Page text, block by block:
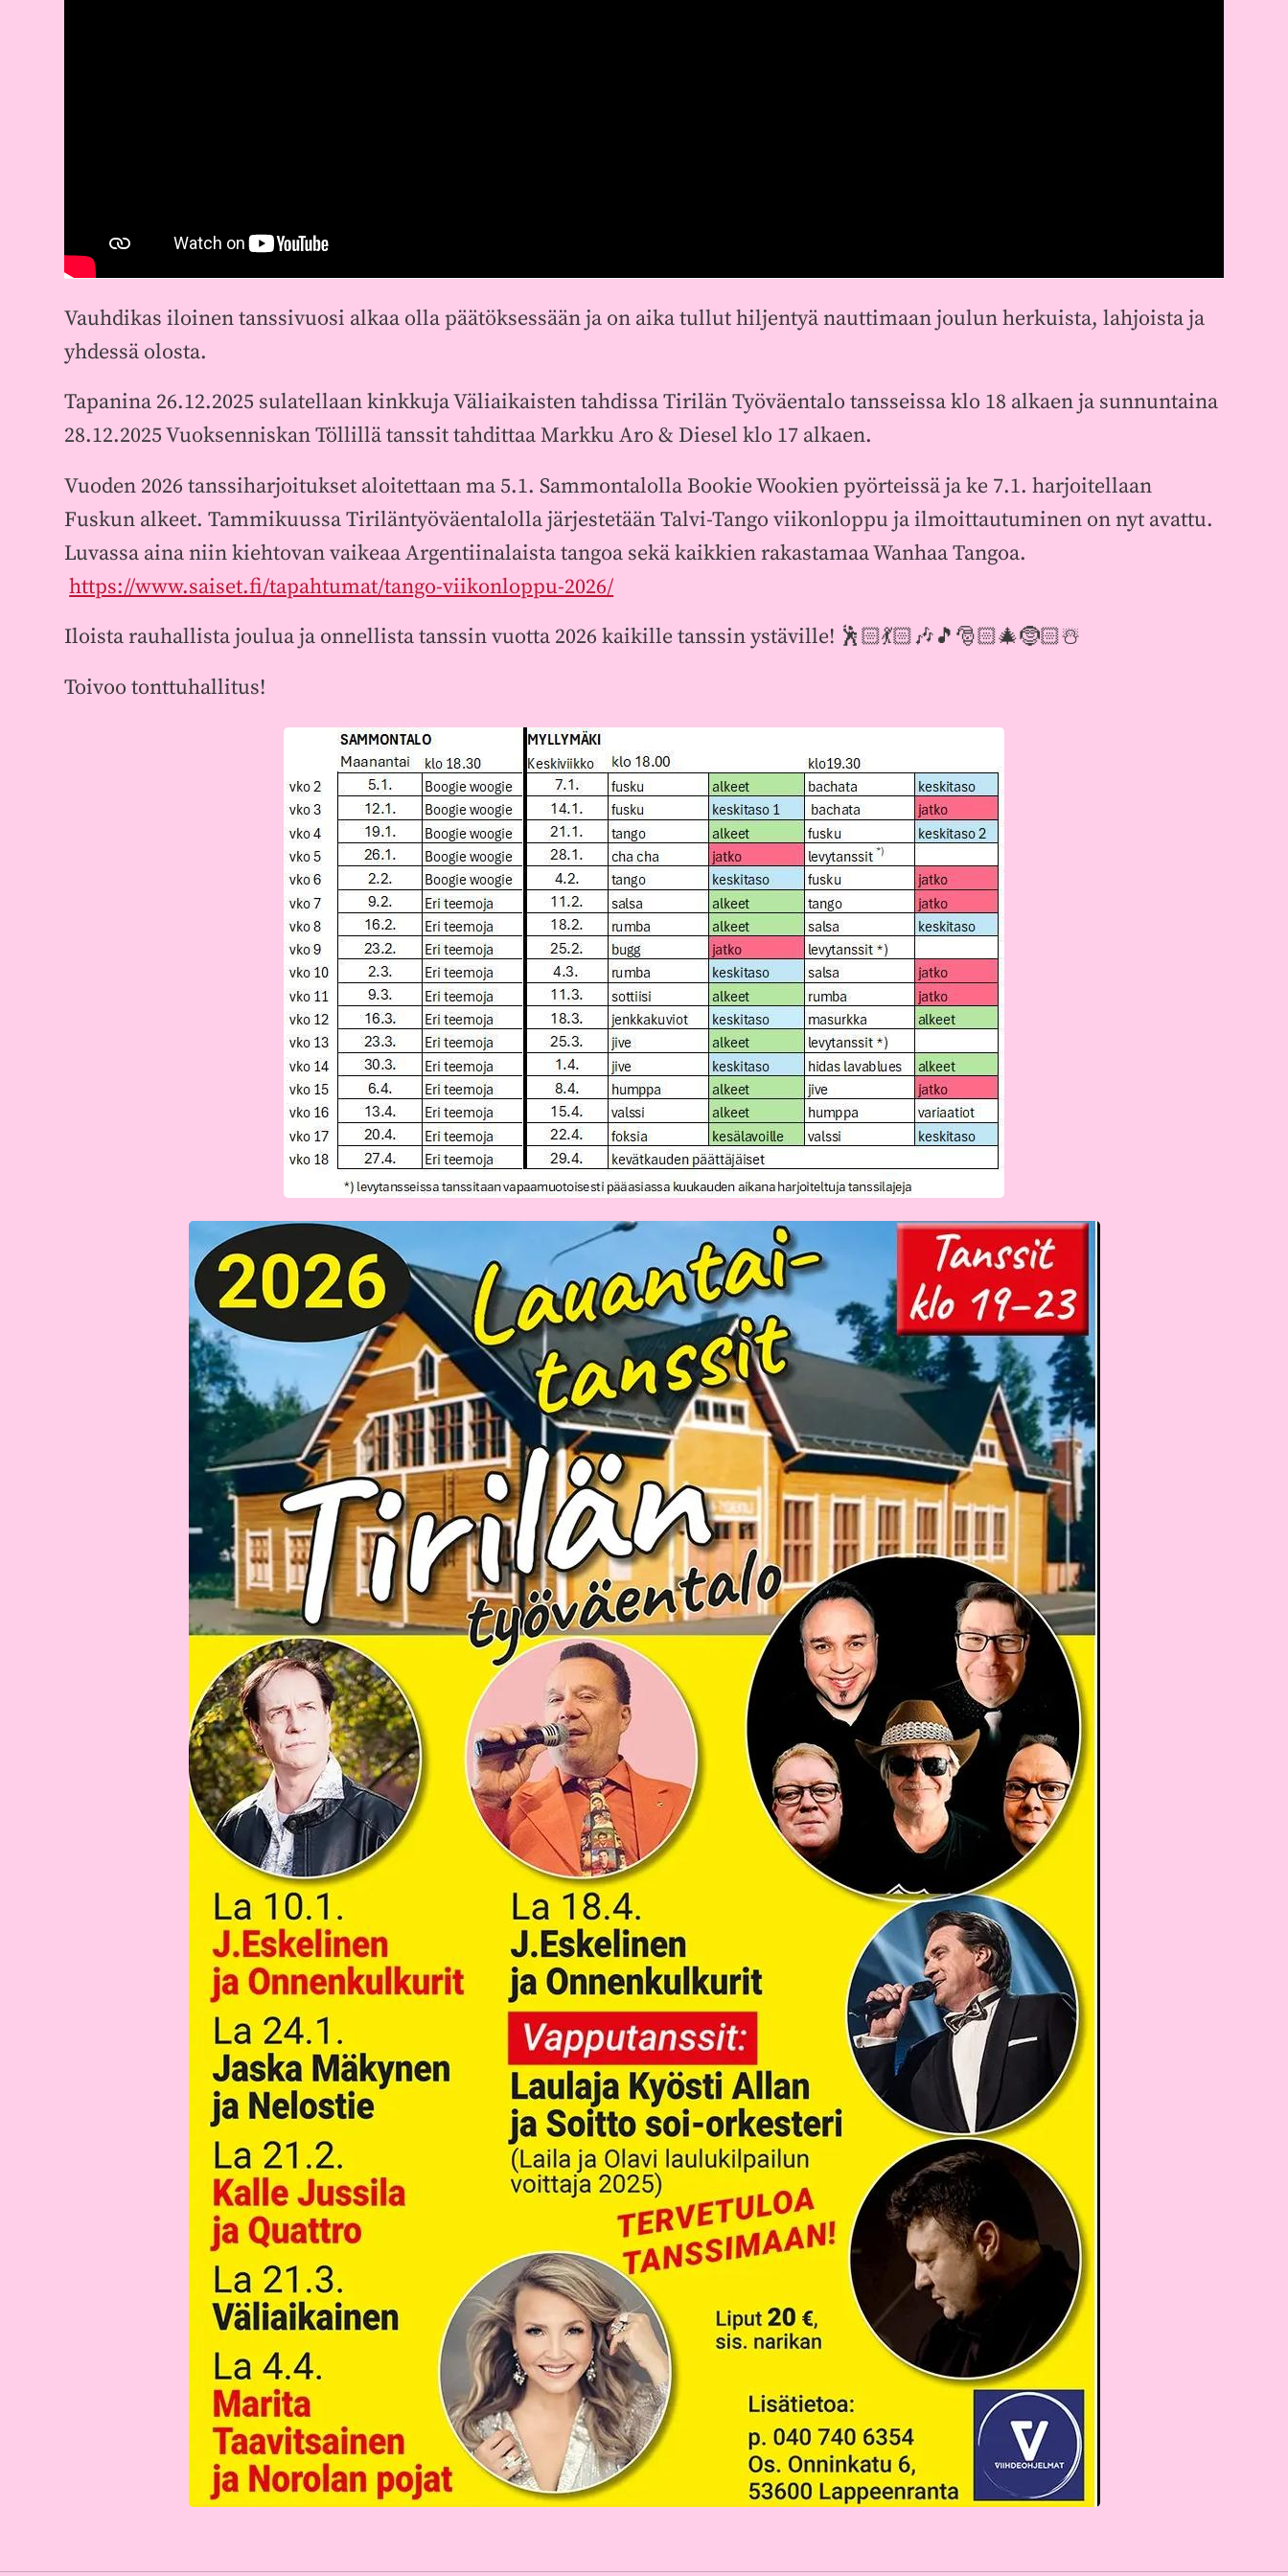
Vauhdikas iloinen tanssivuosi alkaa olla päätöksessään ja on aika tullut hiljentyä nauttimaan joulun herkuista, lahjoista ja
yhdessä olosta.
Tapanina 26.12.2025 sulatellaan kinkkuja Väliaikaisten tahdissa Tirilän Työväentalo tansseissa klo 18 alkaen ja sunnuntaina
28.12.2025 Vuoksenniskan Töllillä tanssit tahdittaa Markku Aro & Diesel klo 17 alkaen.
Vuoden 2026 tanssiharjoitukset aloitettaan ma 5.1. Sammontalolla Bookie Wookien pyörteissä ja ke 7.1. harjoitellaan
Fuskun alkeet. Tammikuussa Tiriläntyöväentalolla järjestetään Talvi-Tango viikonloppu ja ilmoittautuminen on nyt avattu.
Luvassa aina niin kiehtovan vaikeaa Argentiinalaista tangoa sekä kaikkien rakastamaa Wanhaa Tangoa.
https://www.saiset.fi/tapahtumat/tango-viikonloppu-2026/
Iloista rauhallista joulua ja onnellista tanssin vuotta 2026 kaikille tanssin ystäville! 🕺🏻💃🏻🎶🎵🎅🏻🎄🤶🏻☃️
Toivoo tonttuhallitus!